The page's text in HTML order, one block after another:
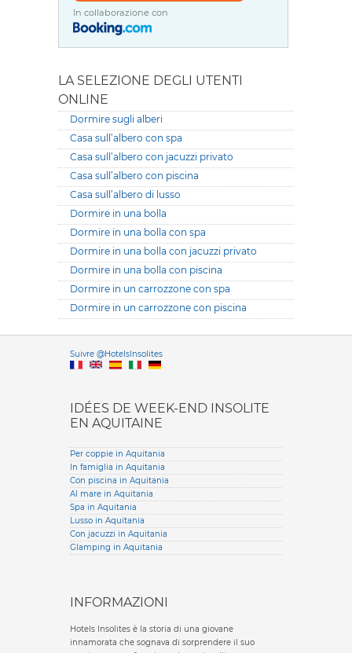
In collaborazione con
LA SELEZIONE DEGLI UTENTI
ONLINE
Dormire sugli alberi
Casa sull’albero con spa
Casa sull’albero con jacuzzi privato
Casa sull’albero con piscina
Casa sull’albero di lusso
Dormire in una bolla
Dormire in una bolla con spa
Dormire in una bolla con jacuzzi privato
Dormire in una bolla con piscina
Dormire in un carrozzone con spa
Dormire in un carrozzone con piscina
Suivre @HotelsInsolitesVersione
IDÉES DE WEEK-END INSOLITE
EN AQUITAINE
Per coppie in Aquitania
In famiglia in Aquitania
Con piscina in Aquitania
Al mare in Aquitania
Spa in Aquitania
Lusso in Aquitania
Con jacuzzi in Aquitania
Glamping in Aquitania
INFORMAZIONI
Hotels Insolites è la storia di una giovane
innamorata che sognava di sorprendere il suo